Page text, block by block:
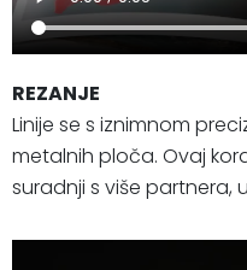
REZANJE
Linije se s iznimnom
metalnih ploča. Ovaj
suradnji s više partnera,